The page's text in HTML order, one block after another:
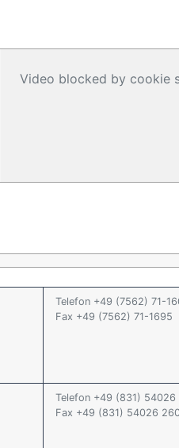
Video blocked by cookie
Telefon +49 (7562) 71-
Fax +49 (7562) 71-1695
Telefon +49 (831) 54026
Fax +49 (831) 54026